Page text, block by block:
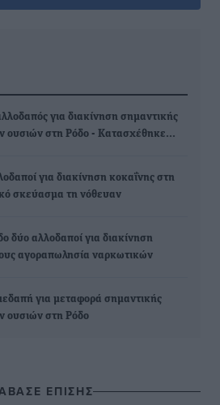
για διακίνηση σημαντικής
ουσιών στη Ρόδο - Kατασχέθηκε…
για διακίνηση κοκαΐνης στη
σκεύασμα τη νόθευαν
δύο αλλοδαποί για διακίνηση
αγοραπωλησία ναρκωτικών
για μεταφορά σημαντικής
ουσιών στη Ρόδο
ΕΠΙΣΗΣ